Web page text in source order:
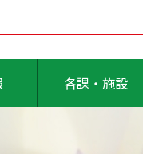
各課・施設